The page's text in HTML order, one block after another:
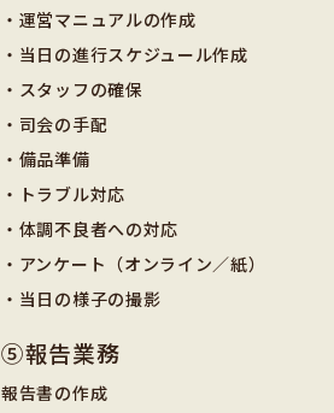
・運営マニュアルの作成
・当日の進行スケジュール作成
・スタッフの確保
・司会の手配
・備品準備
・トラブル対応
・体調不良者への対応
・アンケート（オンライン／紙）
・当日の様子の撮影
⑤報告業務
報告書の作成